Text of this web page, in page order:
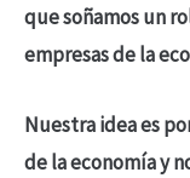
que soñamos un
empresas de la
Nuestra idea es
de la economía y